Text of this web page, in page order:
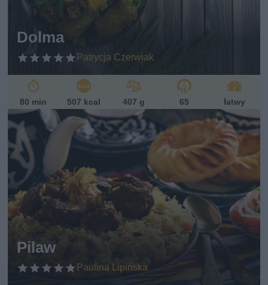
Dolma
Patrycja Czerwiak
80 min 507 kcal 407 g 65 łatwy
Pilaw
Paulina Lipińska